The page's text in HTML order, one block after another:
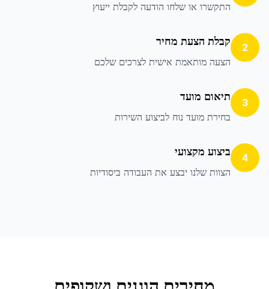
התקשרו או שלחו הודעה לקבלת ייעוץ
2 קבלת הצעת מחיר
הצעה מותאמת אישית לצרכים שלכם
3 תיאום מועד
בחירת מועד נוח לביצוע השירות
4 ביצוע מקצועי
הצוות שלנו יבצע את העבודה ביסודיות